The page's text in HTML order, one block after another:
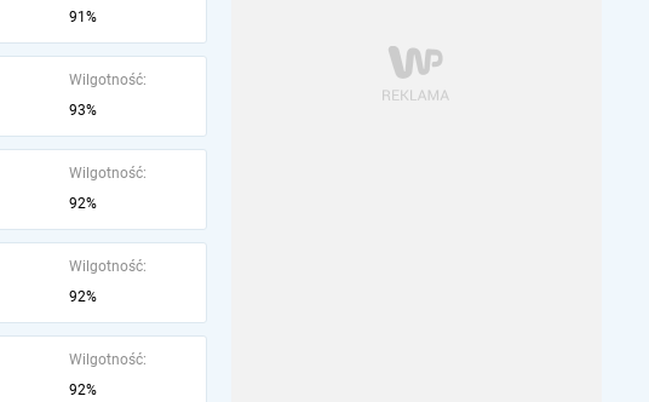
91%
Wilgotność:
93%
Wilgotność:
92%
Wilgotność:
92%
Wilgotność:
92%